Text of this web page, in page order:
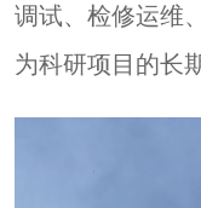
调试、检修运维
为科研项目的长